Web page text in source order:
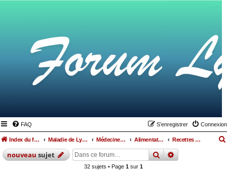
FAQ Connexion
S’enregistrer
Index du forum Maladie de Lyme Médecines parallèles, alimentation et hygiène de vie Alimentation Recettes de cuisine
nouveausujet rechercher
recherche
32 sujets • Page 1 sur 1